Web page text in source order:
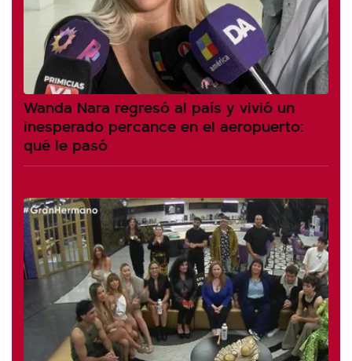
Wanda Nara regresó al país y vivió un
inesperado percance en el aeropuerto:
qué le pasó